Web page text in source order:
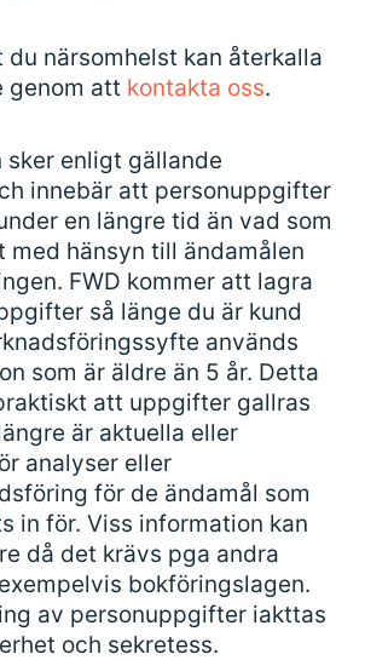
du närsomhelst kan återkalla
genom att kontakta oss.
sker enligt gällande
innebär att personuppgifter
en längre tid än vad som
med hänsyn till ändamålen
FWD kommer att lagra
så länge du är kund
används
som är äldre än 5 år. Detta
att uppgifter gallras
är aktuella eller
analyser eller
för de ändamål som
in för. Viss information kan
då det krävs pga andra
bokföringslagen.
av personuppgifter iakttas
och sekretess.